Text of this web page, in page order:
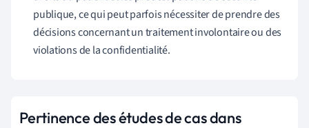
publique, ce qui peut parfois nécessiter de prendre des
décisions concernant un traitement involontaire ou des
violations de la confidentialité.
Pertinence des études de cas dans